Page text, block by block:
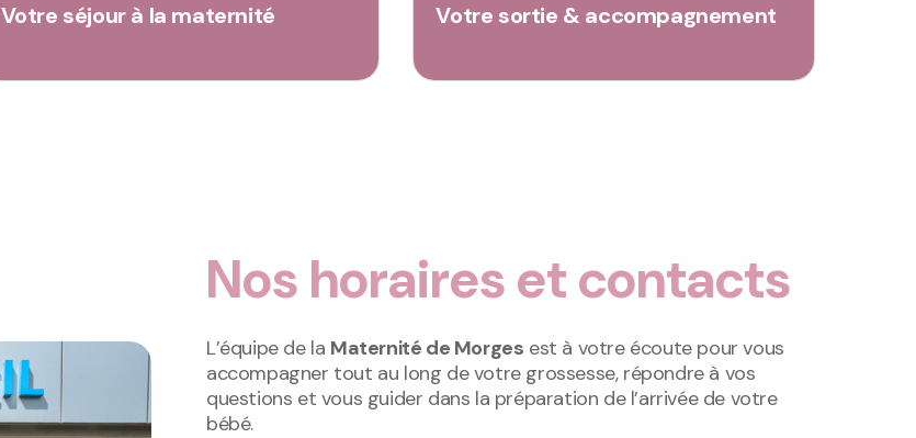
Votre séjour à la maternité Votre sortie & accompagnement
Nos horaires et contacts
L’équipe de la Maternité de Morges est à votre écoute pour vous
accompagner tout au long de votre grossesse, répondre à vos
questions et vous guider dans la préparation de l’arrivée de votre
bébé.